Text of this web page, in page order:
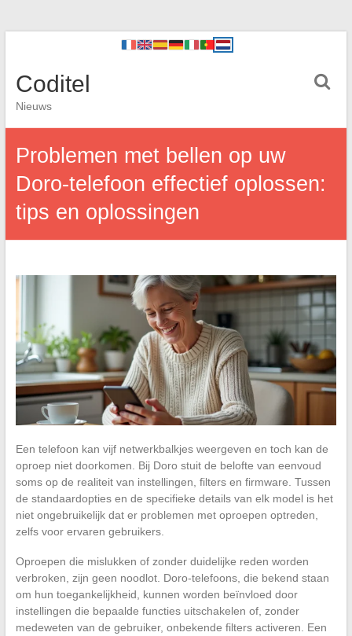
Coditel
Nieuws
Problemen met bellen op uw
Doro-telefoon effectief oplossen:
tips en oplossingen
Een telefoon kan vijf netwerkbalkjes weergeven en toch kan de
oproep niet doorkomen. Bij Doro stuit de belofte van eenvoud
soms op de realiteit van instellingen, filters en firmware. Tussen
de standaardopties en de specifieke details van elk model is het
niet ongebruikelijk dat er problemen met oproepen optreden,
zelfs voor ervaren gebruikers.
Oproepen die mislukken of zonder duidelijke reden worden
verbroken, zijn geen noodlot. Doro-telefoons, die bekend staan
om hun toegankelijkheid, kunnen worden beïnvloed door
instellingen die bepaalde functies uitschakelen of, zonder
medeweten van de gebruiker, onbekende filters activeren. Een